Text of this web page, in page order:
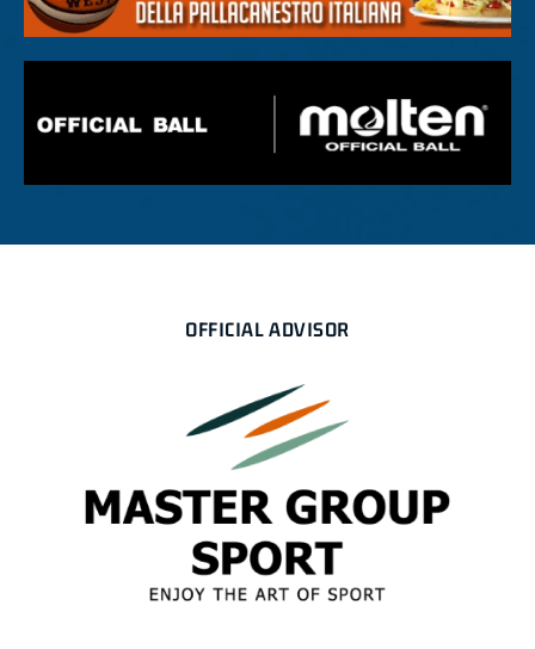
OFFICIAL ADVISOR